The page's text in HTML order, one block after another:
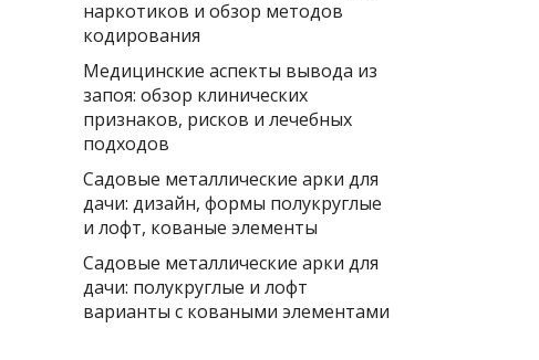
наркотиков и обзор методов
кодирования
Медицинские аспекты вывода из
запоя: обзор клинических
признаков, рисков и лечебных
подходов
Садовые металлические арки для
дачи: дизайн, формы полукруглые
и лофт, кованые элементы
Садовые металлические арки для
дачи: полукруглые и лофт
варианты с коваными элементами